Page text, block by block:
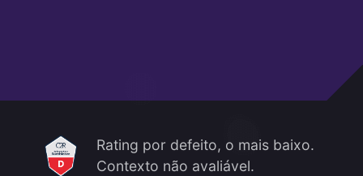
Rating por defeito, o mais baixo.
Contexto não avaliável.